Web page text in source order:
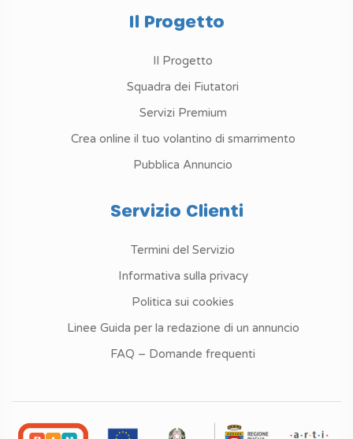
Il Progetto
Il Progetto
Squadra dei Fiutatori
Servizi Premium
Crea online il tuo volantino di smarrimento
Pubblica Annuncio
Servizio Clienti
Termini del Servizio
Informativa sulla privacy
Politica sui cookies
Linee Guida per la redazione di un annuncio
FAQ – Domande frequenti